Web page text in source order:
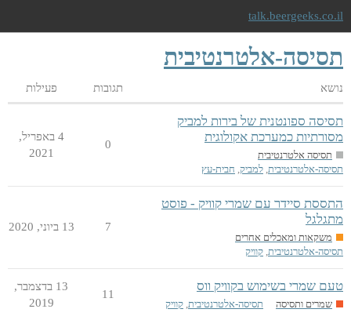
talk.beergeeks.co.il
תסיסה-אלטרנטיבית
נושא תגובות פעילות
תסיסה ספונטנית של בירות למביק
מסורתיות כמערכת אקולוגית
תסיסה אלטרנטיבית
תסיסה-אלטרנטיבית, למביק, חבית-עץ
0
4 באפריל,‏
2021
התססת סיידר עם שמרי קוויק - פוסט
מתגלגל
משקאות ומאכלים אחרים
תסיסה-אלטרנטיבית, קוויק
7 13 ביוני,‏ 2020
טעם שמרי בשימוש בקוויק ווס
שמרים ותסיסה תסיסה-אלטרנטיבית, קוויק
11
13 בדצמבר,‏
2019